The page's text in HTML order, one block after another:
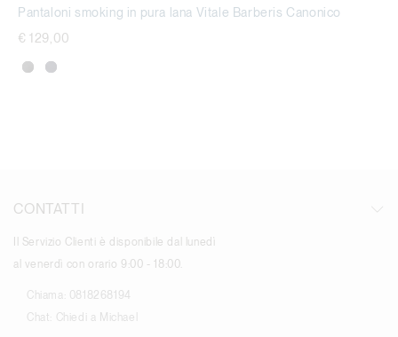
Pantaloni smoking in pura lana Vitale Barberis Canonico
€ 129,00
CONTATTI
Il Servizio Clienti è disponibile dal lunedì
al venerdì con orario 9:00 - 18:00.
Chiama: 0818268194
Chat:
Chiedi a Michael